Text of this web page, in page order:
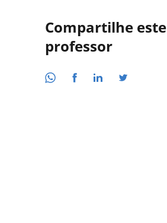
Compartilhe este
professor